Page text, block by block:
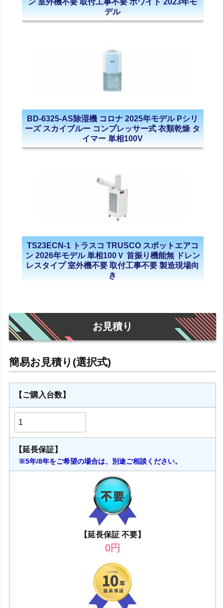
ン 室外機不要 取付工事不要 ホワイト 2023年モ
デル
BD-6325-AS除湿機 コロナ 2025年モデル Pシリ
ーズ スカイブルー コンプレッサー式 衣類乾燥 タ
イマー 単相100V
TS23ECN-1 トラスコ TRUSCO スポットエアコ
ン 2026年モデル 単相100Ｖ 首振り機能無 ドレン
レスタイプ 室外機不要 取付工事不要 製造現場向
き
お見積り
【ご購入台数】
【延長保証】
※5年/8年をご希望の場合は、別途ご相談ください。
【延長保証 不要】
0円